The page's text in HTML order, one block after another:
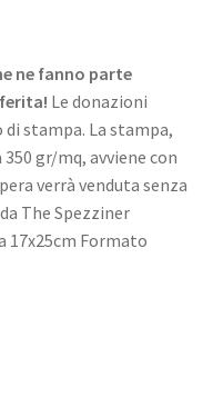
ne fanno parte
Le donazioni
stampa. La stampa,
gr/mq, avviene con
verrà venduta senza
The Spezziner
17x25cm Formato